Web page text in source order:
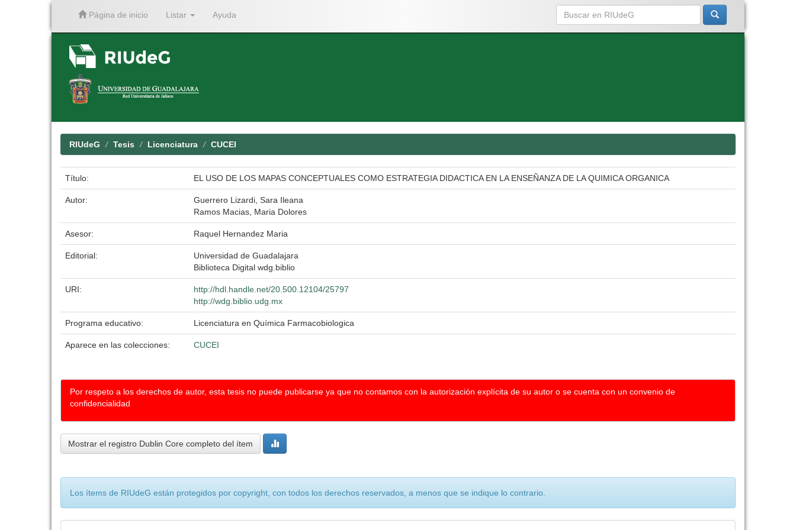
Página de inicio Listar Ayuda
RIUdeG Tesis Licenciatura CUCEI
Título: EL USO DE LOS MAPAS CONCEPTUALES COMO ESTRATEGIA DIDACTICA EN LA ENSEÑANZA DE LA QUIMICA ORGANICA
Autor:
Guerrero Lizardi, Sara Ileana
Ramos Macias, Maria Dolores
Asesor: Raquel Hernandez Maria
Editorial:
Universidad de Guadalajara
Biblioteca Digital wdg.biblio
URI:
http://hdl.handle.net/20.500.12104/25797
http://wdg.biblio.udg.mx
Programa educativo: Licenciatura en Química Farmacobiologica
Aparece en las colecciones: CUCEI
Por respeto a los derechos de autor, esta tesis no puede publicarse ya que no contamos con la autorización explícita de su autor o se cuenta con un convenio de
confidencialidad
Mostrar el registro Dublin Core completo del ítem
Los ítems de RIUdeG están protegidos por copyright, con todos los derechos reservados, a menos que se indique lo contrario.